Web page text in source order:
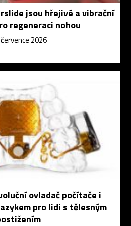
jsou hřejivé a vibrační
regeneraci nohou
2026
ovladač počítače i
pro lidi s tělesným